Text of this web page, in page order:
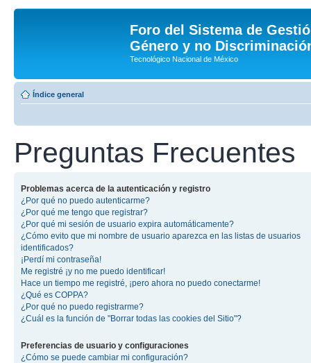
Foro del Sistema de
Género y no
Tecnológico Nacional de México
Índice general
Preguntas Frecuentes
Problemas acerca de la autenticación y registro
¿Por qué no puedo autenticarme?
¿Por qué me tengo que registrar?
¿Por qué mi sesión de usuario expira automáticamente?
¿Cómo evito que mi nombre de usuario aparezca en las listas de usuarios
identificados?
¡Perdí mi contraseña!
Me registré ¡y no me puedo identificar!
Hace un tiempo me registré, ¡pero ahora no puedo conectarme!
¿Qué es COPPA?
¿Por qué no puedo registrarme?
¿Cuál es la función de "Borrar todas las cookies del Sitio"?
Preferencias de usuario y configuraciones
¿Cómo se puede cambiar mi configuración?